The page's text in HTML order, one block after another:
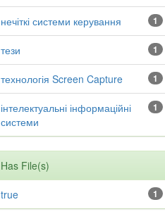
1
нечіткі системи керування
1
тези
1
технологія Screen Capture
1
інтелектуальні інформаційні
системи
Has File(s)
1
true